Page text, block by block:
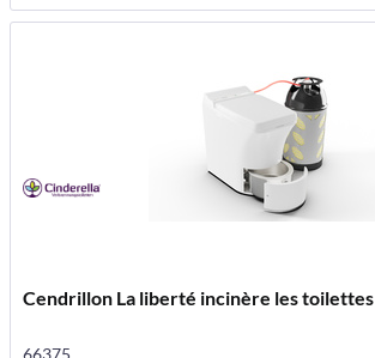
Cendrillon La liberté incinère les toilettes
66375